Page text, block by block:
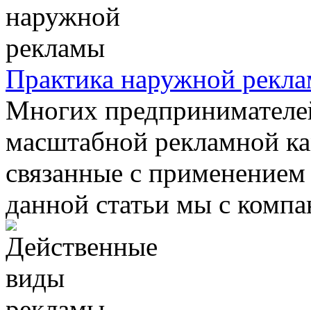
Практика наружной
Многих
масштабной рекламной
связанные с
данной статьи мы с